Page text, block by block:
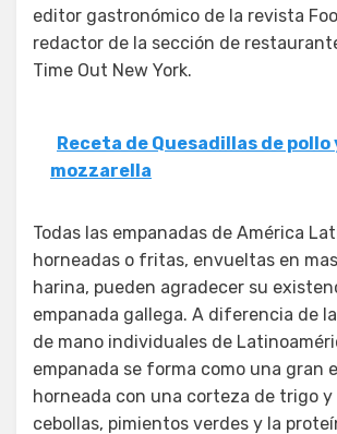
editor gastronómico de la revista
redactor de la sección de
Time Out New York.
Receta de Quesadillas de pollo
mozzarella
Todas las empanadas de América
horneadas o fritas, envueltas en
harina, pueden agradecer su
empanada gallega. A diferencia de
de mano individuales de
empanada se forma como una gran
horneada con una corteza de trigo y
cebollas, pimientos verdes y la